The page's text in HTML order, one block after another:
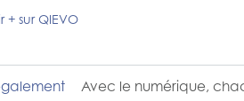
+ sur QIEVO
Avec le numérique,